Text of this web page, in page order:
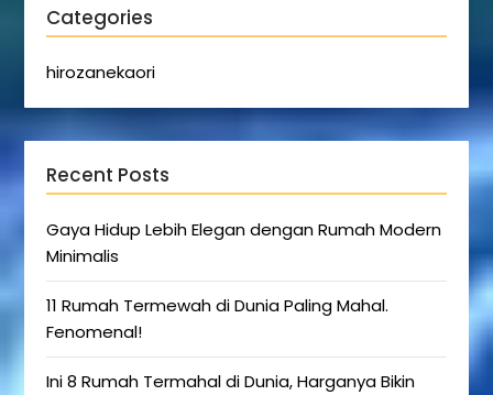
Categories
hirozanekaori
Recent Posts
Gaya Hidup Lebih Elegan dengan Rumah Modern
Minimalis
11 Rumah Termewah di Dunia Paling Mahal.
Fenomenal!
Ini 8 Rumah Termahal di Dunia, Harganya Bikin